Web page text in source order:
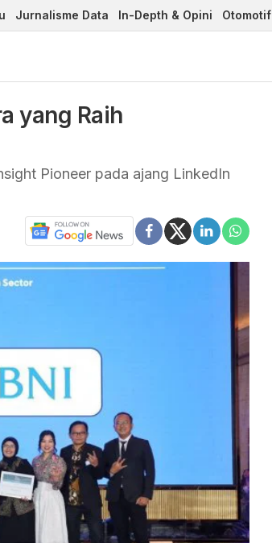
Jurnalisme Data In-Depth & Opini Otomotif
yang Raih
Pioneer pada ajang LinkedIn